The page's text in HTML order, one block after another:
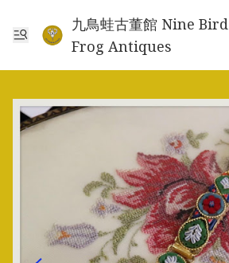
九鳥蛙古董館 Nine Bird
Frog Antiques